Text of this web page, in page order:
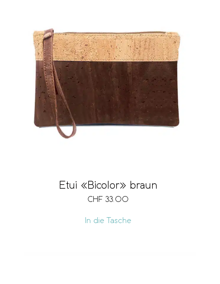
Etui «Bicolor» braun
CHF 33.00
In die Tasche